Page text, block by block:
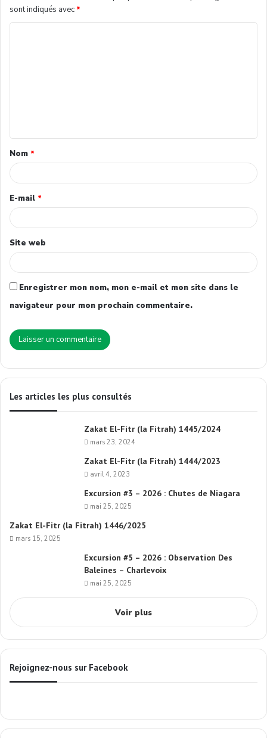
sont indiqués avec *
Nom *
E-mail *
Site web
Enregistrer mon nom, mon e-mail et mon site dans le
navigateur pour mon prochain commentaire.
Les articles les plus consultés
Zakat El-Fitr (la Fitrah) 1445/2024
mars 23, 2024
Zakat El-Fitr (la Fitrah) 1444/2023
avril 4, 2023
Excursion #3 – 2026 : Chutes de Niagara
mai 25, 2025
Zakat El-Fitr (la Fitrah) 1446/2025
mars 15, 2025
Excursion #5 – 2026 : Observation Des
Baleines – Charlevoix
mai 25, 2025
Voir plus
Rejoignez-nous sur Facebook